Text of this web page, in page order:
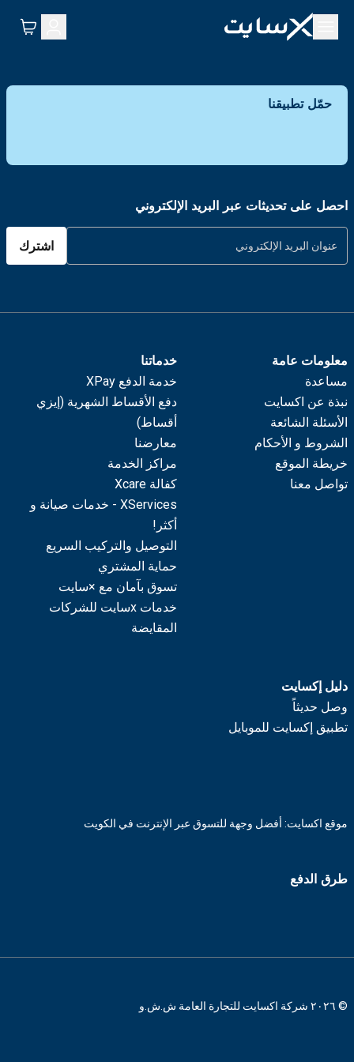
حمّل تطبيقنا
احصل على تحديثات عبر البريد الإلكتروني
اشترك
معلومات عامة
مساعدة
نبذة عن اكسايت
الأسئلة الشائعة
الشروط و الأحكام
خريطة الموقع
تواصل معنا
خدماتنا
خدمة الدفع XPay
دفع الأقساط الشهرية (إيزي
أقساط)
معارضنا
مراكز الخدمة
كفالة Xcare
XServices - خدمات صيانة و
أكثر!
التوصيل والتركيب السريع
حماية المشتري
تسوق بآمان مع ×سايت
خدمات xسايت للشركات
المقايضة
دليل إكسايت
وصل حديثاً
تطبيق إكسايت للموبايل
موقع اكسايت: أفضل وجهة للتسوق عبر الإنترنت في الكويت
طرق الدفع
© ٢٠٢٦ شركة اكسايت للتجارة العامة ش.ش.و